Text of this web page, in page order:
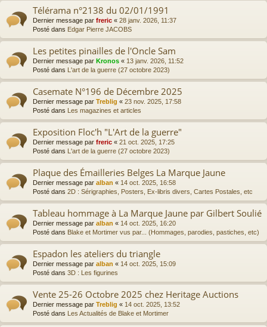
Télérama n°2138 du 02/01/1991
Dernier message par freric « 28 janv. 2026, 11:37
Posté dans Edgar Pierre JACOBS
Les petites pinailles de l'Oncle Sam
Dernier message par Kronos « 13 janv. 2026, 11:52
Posté dans L'art de la guerre (27 octobre 2023)
Casemate N°196 de Décembre 2025
Dernier message par Treblig « 23 nov. 2025, 17:58
Posté dans Les magazines et articles
Exposition Floc'h "L'Art de la guerre"
Dernier message par freric « 21 oct. 2025, 17:25
Posté dans L'art de la guerre (27 octobre 2023)
Plaque des Émailleries Belges La Marque Jaune
Dernier message par alban « 14 oct. 2025, 16:58
Posté dans 2D : Sérigraphies, Posters, Ex-libris divers, Cartes Postales, etc
Tableau hommage à La Marque Jaune par Gilbert Soulié
Dernier message par alban « 14 oct. 2025, 16:20
Posté dans Blake et Mortimer vus par... (Hommages, parodies, pastiches, etc)
Espadon les ateliers du triangle
Dernier message par alban « 14 oct. 2025, 15:09
Posté dans 3D : Les figurines
Vente 25-26 Octobre 2025 chez Heritage Auctions
Dernier message par Treblig « 14 oct. 2025, 13:52
Posté dans Les Actualités de Blake et Mortimer